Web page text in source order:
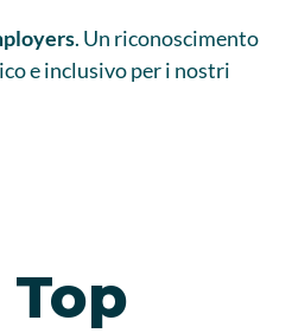
. Un riconoscimento
e inclusivo per i nostri
Top